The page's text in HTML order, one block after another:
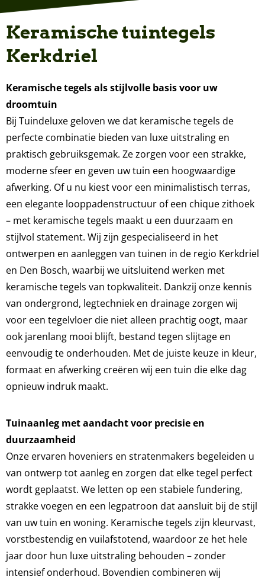
Keramische tuintegels
Kerkdriel
Keramische tegels als stijlvolle basis voor uw
droomtuin
Bij Tuindeluxe geloven we dat keramische tegels de
perfecte combinatie bieden van luxe uitstraling en
praktisch gebruiksgemak. Ze zorgen voor een strakke,
moderne sfeer en geven uw tuin een hoogwaardige
afwerking. Of u nu kiest voor een minimalistisch terras,
een elegante looppadenstructuur of een chique zithoek
– met keramische tegels maakt u een duurzaam en
stijlvol statement. Wij zijn gespecialiseerd in het
ontwerpen en aanleggen van tuinen in de regio Kerkdriel
en Den Bosch, waarbij we uitsluitend werken met
keramische tegels van topkwaliteit. Dankzij onze kennis
van ondergrond, legtechniek en drainage zorgen wij
voor een tegelvloer die niet alleen prachtig oogt, maar
ook jarenlang mooi blijft, bestand tegen slijtage en
eenvoudig te onderhouden. Met de juiste keuze in kleur,
formaat en afwerking creëren wij een tuin die elke dag
opnieuw indruk maakt.
Tuinaanleg met aandacht voor precisie en
duurzaamheid
Onze ervaren hoveniers en stratenmakers begeleiden u
van ontwerp tot aanleg en zorgen dat elke tegel perfect
wordt geplaatst. We letten op een stabiele fundering,
strakke voegen en een legpatroon dat aansluit bij de stijl
van uw tuin en woning. Keramische tegels zijn kleurvast,
vorstbestendig en vuilafstotend, waardoor ze het hele
jaar door hun luxe uitstraling behouden – zonder
intensief onderhoud. Bovendien combineren wij